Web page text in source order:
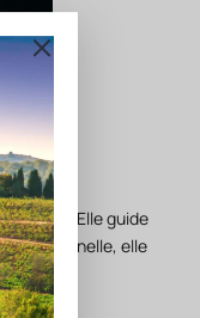
Elle guide
elle
cette